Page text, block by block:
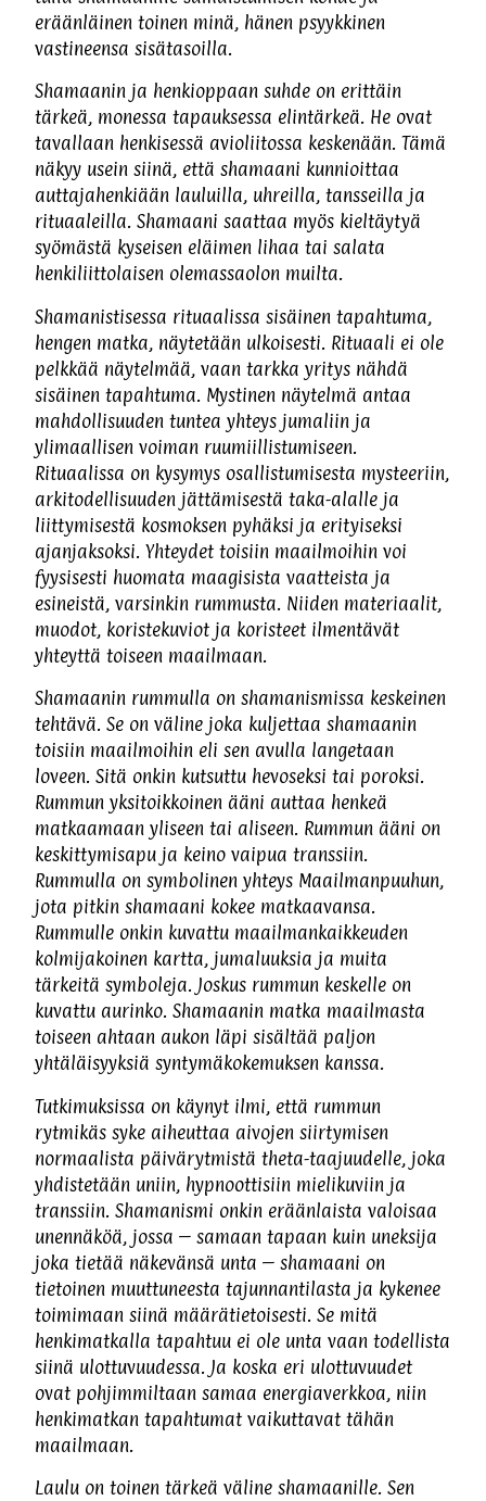
eräänläinen toinen minä, hänen psyykkinen
vastineensa sisätasoilla.
Shamaanin ja henkioppaan suhde on erittäin
tärkeä, monessa tapauksessa elintärkeä. He ovat
tavallaan henkisessä avioliitossa keskenään. Tämä
näkyy usein siinä, että shamaani kunnioittaa
auttajahenkiään lauluilla, uhreilla, tansseilla ja
rituaaleilla. Shamaani saattaa myös kieltäytyä
syömästä kyseisen eläimen lihaa tai salata
henkiliittolaisen olemassaolon muilta.
Shamanistisessa rituaalissa sisäinen tapahtuma,
hengen matka, näytetään ulkoisesti. Rituaali ei ole
pelkkää näytelmää, vaan tarkka yritys nähdä
sisäinen tapahtuma. Mystinen näytelmä antaa
mahdollisuuden tuntea yhteys jumaliin ja
ylimaallisen voiman ruumiillistumiseen.
Rituaalissa on kysymys osallistumisesta mysteeriin,
arkitodellisuuden jättämisestä taka-alalle ja
liittymisestä kosmoksen pyhäksi ja erityiseksi
ajanjaksoksi. Yhteydet toisiin maailmoihin voi
fyysisesti huomata maagisista vaatteista ja
esineistä, varsinkin rummusta. Niiden materiaalit,
muodot, koristekuviot ja koristeet ilmentävät
yhteyttä toiseen maailmaan.
Shamaanin rummulla on shamanismissa keskeinen
tehtävä. Se on väline joka kuljettaa shamaanin
toisiin maailmoihin eli sen avulla langetaan
loveen. Sitä onkin kutsuttu hevoseksi tai poroksi.
Rummun yksitoikkoinen ääni auttaa henkeä
matkaamaan yliseen tai aliseen. Rummun ääni on
keskittymisapu ja keino vaipua transsiin.
Rummulla on symbolinen yhteys Maailmanpuuhun,
jota pitkin shamaani kokee matkaavansa.
Rummulle onkin kuvattu maailmankaikkeuden
kolmijakoinen kartta, jumaluuksia ja muita
tärkeitä symboleja. Joskus rummun keskelle on
kuvattu aurinko. Shamaanin matka maailmasta
toiseen ahtaan aukon läpi sisältää paljon
yhtäläisyyksiä syntymäkokemuksen kanssa.
Tutkimuksissa on käynyt ilmi, että rummun
rytmikäs syke aiheuttaa aivojen siirtymisen
normaalista päivärytmistä theta-taajuudelle, joka
yhdistetään uniin, hypnoottisiin mielikuviin ja
transsiin. Shamanismi onkin eräänlaista valoisaa
unennäköä, jossa – samaan tapaan kuin uneksija
joka tietää näkevänsä unta – shamaani on
tietoinen muuttuneesta tajunnantilasta ja kykenee
toimimaan siinä määrätietoisesti. Se mitä
henkimatkalla tapahtuu ei ole unta vaan todellista
siinä ulottuvuudessa. Ja koska eri ulottuvuudet
ovat pohjimmiltaan samaa energiaverkkoa, niin
henkimatkan tapahtumat vaikuttavat tähän
maailmaan.
Laulu on toinen tärkeä väline shamaanille. Sen